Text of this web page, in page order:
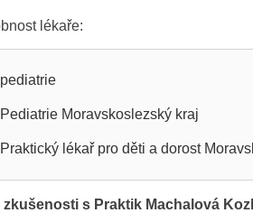
lékaře:
pediatrie
Pediatrie Moravskoslezský kraj
Praktický lékař pro děti a dorost
zkušenosti s Praktik Machalová